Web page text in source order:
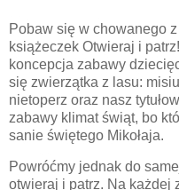
Pobaw się w chowanego
książeczek Otwieraj i
koncepcja zabawy
się zwierzątka z lasu:
nietoperz oraz nasz
zabawy klimat świąt, bo
sanie świętego Mikołaja.
Powróćmy jednak do
otwieraj i patrz. Na każdej